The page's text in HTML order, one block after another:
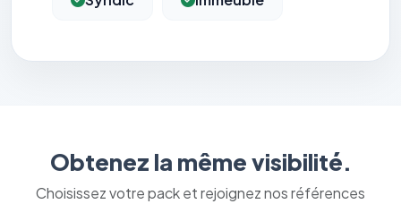
Obtenez la même visibilité.
Choisissez votre pack et rejoignez nos références